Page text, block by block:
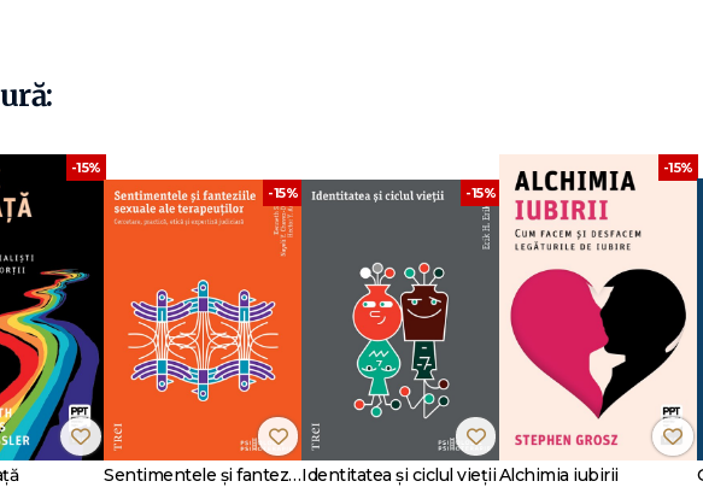
manipulatoare
manipulării
-15%
-15%
Sentimentele și fanteziile sexuale ale terapeuților
-15%
Identitatea și ciclul vieții
-15%
Alchimia iubirii